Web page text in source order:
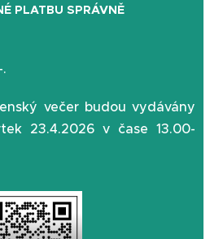
PLATBU SPRÁVNĚ
večer budou vydávány
23.4.2026 v čase 13.00-